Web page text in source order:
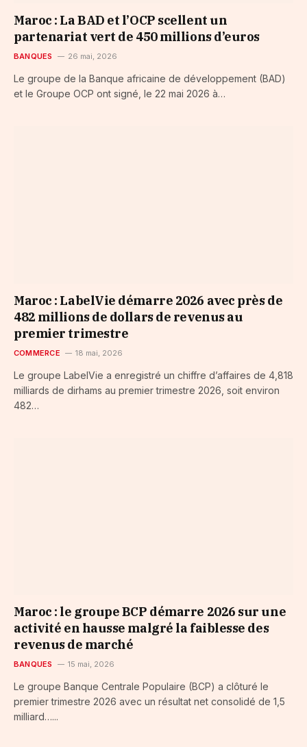
Maroc : La BAD et l’OCP scellent un
partenariat vert de 450 millions d’euros
BANQUES 26 mai, 2026
Le groupe de la Banque africaine de développement (BAD)
et le Groupe OCP ont signé, le 22 mai 2026 à…
Maroc : LabelVie démarre 2026 avec près de
482 millions de dollars de revenus au
premier trimestre
COMMERCE 18 mai, 2026
Le groupe LabelVie a enregistré un chiffre d’affaires de 4,818
milliards de dirhams au premier trimestre 2026, soit environ
482…
Maroc : le groupe BCP démarre 2026 sur une
activité en hausse malgré la faiblesse des
revenus de marché
BANQUES 15 mai, 2026
Le groupe Banque Centrale Populaire (BCP) a clôturé le
premier trimestre 2026 avec un résultat net consolidé de 1,5
milliard…...